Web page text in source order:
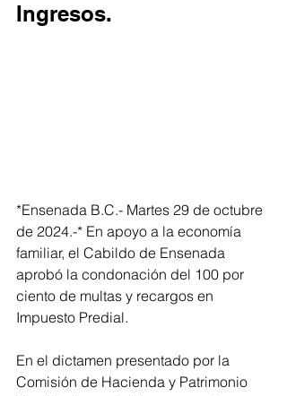
Ingresos.
*Ensenada B.C.- Martes 29 de octubre
de 2024.-* En apoyo a la economía
familiar, el Cabildo de Ensenada
aprobó la condonación del 100 por
ciento de multas y recargos en
Impuesto Predial.
En el dictamen presentado por la
Comisión de Hacienda y Patrimonio